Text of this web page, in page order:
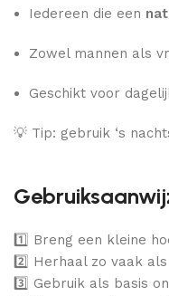
Iedereen die een
Zowel mannen als
Geschikt voor
💡 Tip: gebruik ‘s
1️⃣ Breng een kleine
2️⃣ Herhaal zo vaak
3️⃣ Gebruik als basis